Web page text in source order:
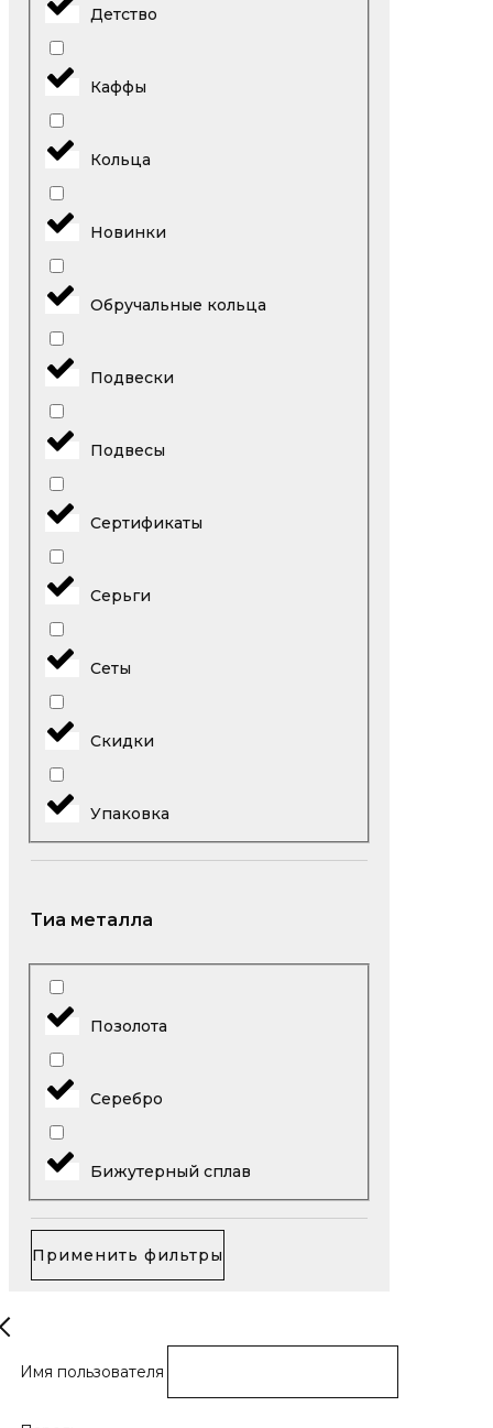
Детство
Каффы
Кольца
Новинки
Обручальные кольца
Подвески
Подвесы
Сертификаты
Серьги
Сеты
Скидки
Упаковка
Тиа металла
Позолота
Серебро
Бижутерный сплав
Применить фильтры
Имя пользователя